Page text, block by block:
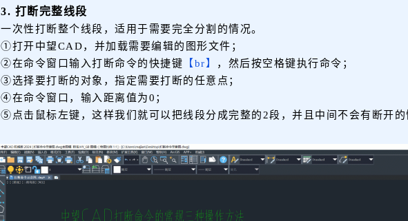
3. 打断完整线段
一次性打断整个线段，适用于需要完全分割的情况。
①打开中望CAD，并加载需要编辑的图形文件；
②在命令窗口输入打断命令的快捷键 【br】
，然后按空格键执行命令；
③选择要打断的对象，指定需要打断的任意点；
④在命令窗口，输入距离值为0；
⑤点击鼠标左键，这样我们就可以把线段分成完整的2段，并且中间不会有断开的